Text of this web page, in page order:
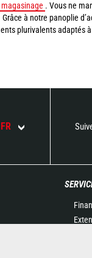
. Vous ne
à notre panoplie
plurivalents adaptés
FR